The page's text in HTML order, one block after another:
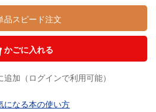
品スピード注文
かごに入れる
追加（ログインで利用可能）
になる本の使い方